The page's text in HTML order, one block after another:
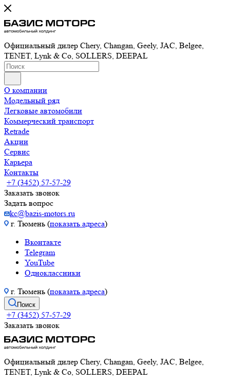
Официальный дилер Chery, Changan, Geely, JAC, Belgee,
TENET, Lynk & Co, SOLLERS, DEEPAL
О компании
Модельный ряд
Легковые автомобили
Коммерческий транспорт
Retrade
Акции
Сервис
Карьера
Контакты
+7 (3452) 57-57-29
Заказать звонок
Задать вопрос
kc@bazis-motors.ru
г. Тюмень (показать адреса)
Вконтакте
Telegram
YouTube
Одноклассники
г. Тюмень (показать адреса)
Поиск
+7 (3452) 57-57-29
Заказать звонок
Официальный дилер Chery, Changan, Geely, JAC, Belgee,
TENET, Lynk & Co, SOLLERS, DEEPAL